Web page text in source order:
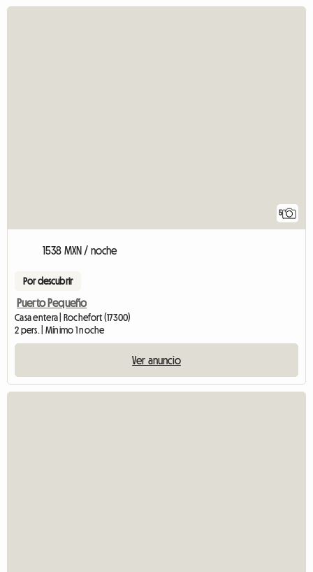
5
1538 MXN / noche
Por descubrir
Puerto Pequeño
Casa entera | Rochefort (17300)
2 pers. | Mínimo 1 noche
Ver anuncio